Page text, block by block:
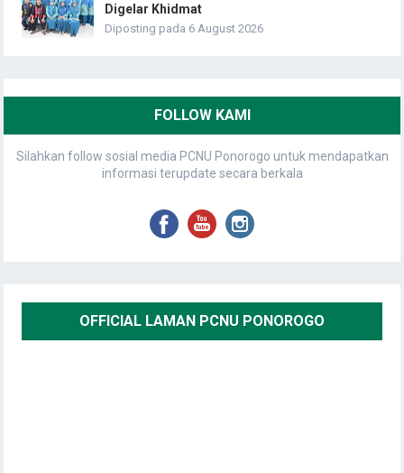
Digelar Khidmat
Diposting pada 6 August 2026
FOLLOW KAMI
Silahkan follow sosial media PCNU Ponorogo untuk mendapatkan
informasi terupdate secara berkala
OFFICIAL LAMAN PCNU PONOROGO